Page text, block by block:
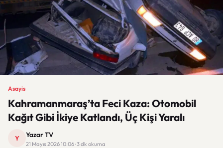
Asayis
Kahramanmaraş’ta Feci Kaza: Otomobil
Kağıt Gibi İkiye Katlandı, Üç Kişi Yaralı
Y Yazar TV
21 Mayıs 2026 10:06 · 3 dk okuma